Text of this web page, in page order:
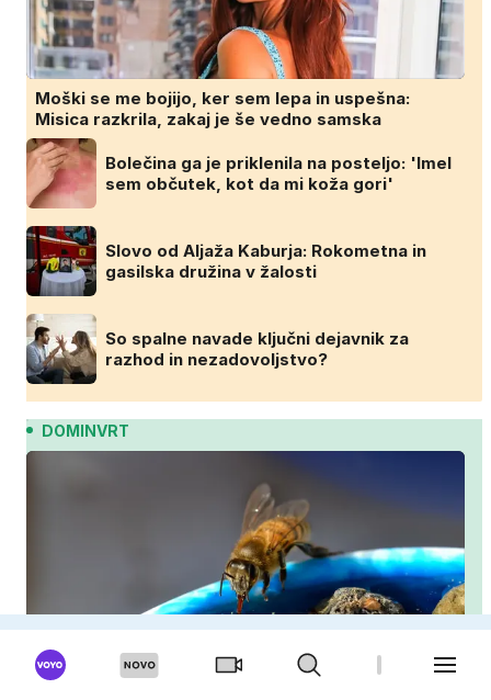
Moški se me bojijo, ker sem lepa in uspešna:
Misica razkrila, zakaj je še vedno samska
Bolečina ga je priklenila na posteljo: 'Imel
sem občutek, kot da mi koža gori'
Slovo od Aljaža Kaburja: Rokometna in
gasilska družina v žalosti
So spalne navade ključni dejavnik za
razhod in nezadovoljstvo?
DOMINVRT